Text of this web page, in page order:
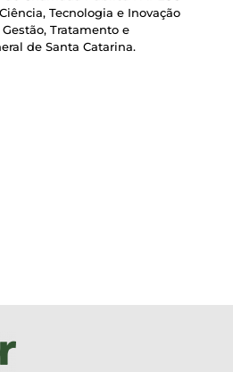
Tecnologia e Inovação
Tratamento e
de Santa Catarina.